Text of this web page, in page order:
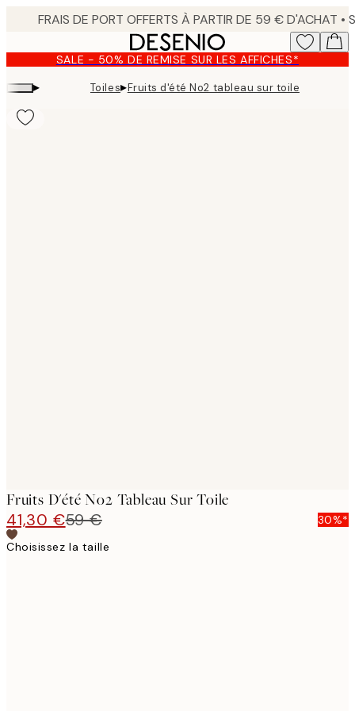
content.SALE - 50% DE REMISE SUR LES AFFICHES*
▸ Toiles▸Fruits d'été No2 tableau sur toile
Fruits D'été No2 Tableau Sur Toile
41,30 €59 €
30%*
Choisissez la taille